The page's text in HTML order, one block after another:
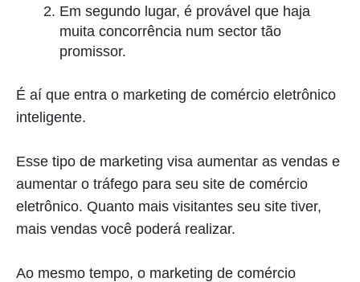
Em segundo lugar, é provável que haja
muita concorrência num sector tão
promissor.
É aí que entra o marketing de comércio eletrônico
inteligente.
Esse tipo de marketing visa aumentar as vendas e
aumentar o tráfego para seu site de comércio
eletrônico. Quanto mais visitantes seu site tiver,
mais vendas você poderá realizar.
Ao mesmo tempo, o marketing de comércio